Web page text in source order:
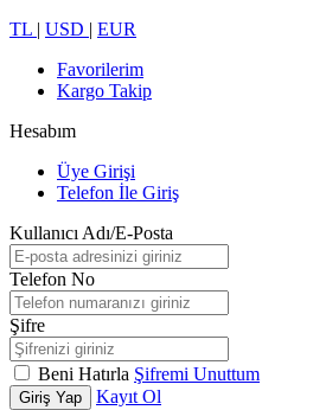
TL | USD | EUR
Favorilerim
Kargo Takip
Hesabım
Üye Girişi
Telefon İle Giriş
Kullanıcı Adı/E-Posta
Telefon No
Şifre
Beni Hatırla Şifremi Unuttum
Giriş Yap
Kayıt Ol